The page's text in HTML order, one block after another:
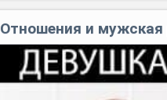
Отношения и мужская